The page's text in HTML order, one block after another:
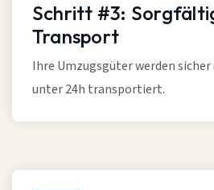
Schritt #3:
Transport
Ihre Umzugsgüter werden
unter 24h transportiert.